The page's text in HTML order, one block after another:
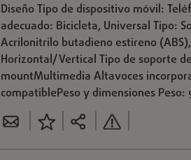
Diseño Tipo de dispositivo móvil:
adecuado: Bicicleta, Universal Tipo:
Acrilonitrilo butadieno estireno
Horizontal/Vertical Tipo de soporte
mountMultimedia Altavoces
compatiblePeso y dimensiones Peso: